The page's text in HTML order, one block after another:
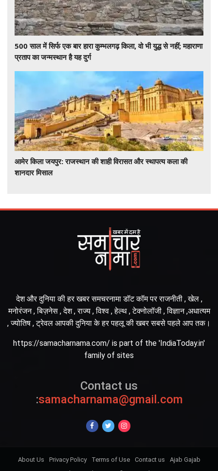
500 साल में सिर्फ एक बार हारा कुम्भलगढ़ किला, वो भी युद्ध से नहीं; महाराणा
प्रताप का जन्मस्थान है यह दुर्ग
आमेर किला जयपुर: राजस्थान की शाही विरासत और स्थापत्य कला की
शानदार मिसाल
देश और दुनिया की हर खबर समचरनामा डॉट कॉम पर राजनीती , खेल ,
मनोरंजन , बिज़नेस , देश , राज्य , विश्व , हेल्थ , टेक्नोलॉजी , विज्ञान ,अधात्यम
, ज्योतिष , ट्रेवल आपकी दुनिया के हर पहलू की खबर सबसे पहले आप तक।
https://samacharnama.com/ is part of the 'IndiaToday.in'
family of sites
Contact us
:samacharnama@gmail.com
About Us Privacy Policy Terms of Use Contact us
Ajab Gajab